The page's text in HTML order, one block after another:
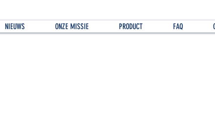
NIEUWS ONZE MISSIE PRODUCT FAQ